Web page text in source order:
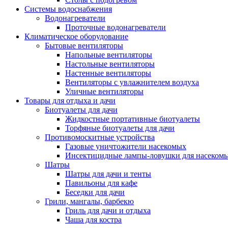
Системы водоснабжения
Водонагреватели
Проточные водонагреватели
Климатическое оборудование
Бытовые вентиляторы
Напольные вентиляторы
Настольные вентиляторы
Настенные вентиляторы
Вентиляторы с увлажнителем воздуха
Уличные вентиляторы
Товары для отдыха и дачи
Биотуалеты для дачи
Жидкостные портативные биотуалеты
Торфяные биотуалеты для дачи
Противомоскитные устройства
Газовые уничтожители насекомых
Инсектицидные лампы-ловушки для
Шатры
Шатры для дачи и тенты
Павильоны для кафе
Беседки для дачи
Грили, мангалы, барбекю
Гриль для дачи и отдыха
Чаша для костра